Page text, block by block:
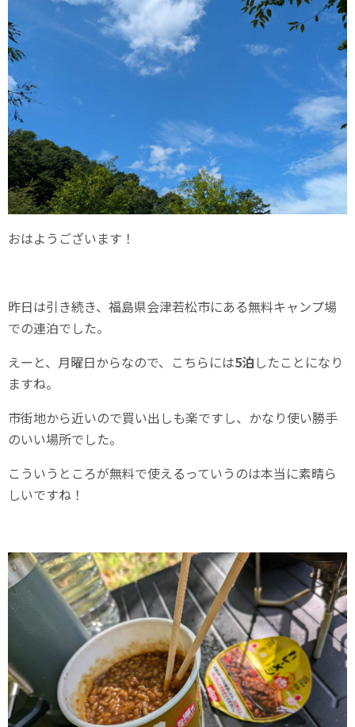
おはようございます！
昨日は引き続き、福島県会津若松市にある無料キャンプ場
での連泊でした。
えーと、月曜日からなので、こちらには5泊 したことになり
ますね。
市街地から近いので買い出しも楽ですし、かなり使い勝手
のいい場所でした。
こういうところが無料で使えるっていうのは本当に素晴ら
しいですね！